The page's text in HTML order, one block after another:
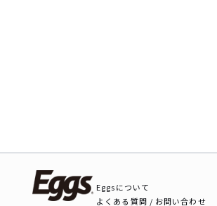
Eggsについて
よくある質問 / お問い合わせ